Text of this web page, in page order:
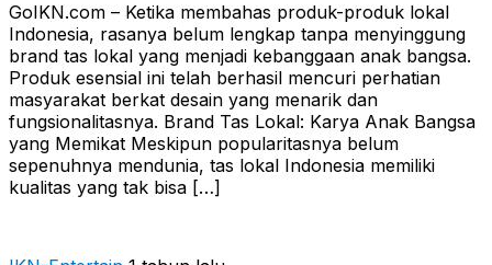
GoIKN.com – Ketika membahas produk-produk lokal
Indonesia, rasanya belum lengkap tanpa menyinggung
brand tas lokal yang menjadi kebanggaan anak bangsa.
Produk esensial ini telah berhasil mencuri perhatian
masyarakat berkat desain yang menarik dan
fungsionalitasnya. Brand Tas Lokal: Karya Anak Bangsa
yang Memikat Meskipun popularitasnya belum
sepenuhnya mendunia, tas lokal Indonesia memiliki
kualitas yang tak bisa […]